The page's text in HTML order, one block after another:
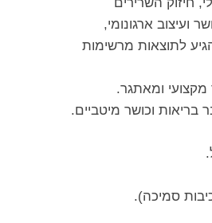
ארגונומי,
לתוצאות מרשימות
מקצועי ומאתגר.
וכושר מיטביים.
סמיכה).